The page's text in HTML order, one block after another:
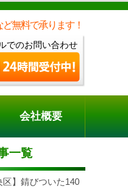
無料で承ります！
でのお問い合わせ
会社概要
一覧
区】錆びついた140